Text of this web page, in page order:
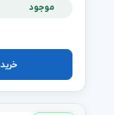
موجود
خرید